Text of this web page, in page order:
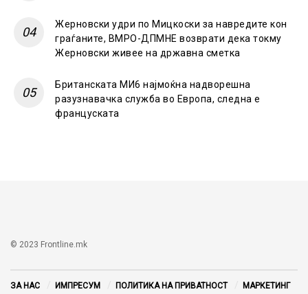
Жерновски удри по Мицкоски за навредите кон
граѓаните, ВМРО-ДПМНЕ возврати дека токму
Жерновски живее на државна сметка
Британската МИ6 најмоќна надворешна
разузнавачка служба во Европа, следна е
француската
© 2023 Frontline.mk
ЗА НАС ИМПРЕСУМ ПОЛИТИКА НА ПРИВАТНОСТ МАРКЕТИНГ